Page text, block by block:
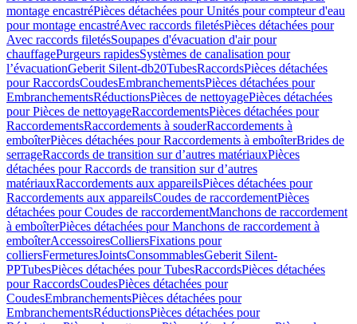
montage encastréPièces détachées pour Unités pour compteur d'eau
pour montage encastréAvec raccords filetésPièces détachées pour
Avec raccords filetésSoupapes d'évacuation d'air pour
chauffagePurgeurs rapidesSystèmes de canalisation pour
l’évacuationGeberit Silent-db20TubesRaccordsPièces détachées
pour RaccordsCoudesEmbranchementsPièces détachées pour
EmbranchementsRéductionsPièces de nettoyagePièces détachées
pour Pièces de nettoyageRaccordementsPièces détachées pour
RaccordementsRaccordements à souderRaccordements à
emboîterPièces détachées pour Raccordements à emboîterBrides de
serrageRaccords de transition sur d’autres matériauxPièces
détachées pour Raccords de transition sur d’autres
matériauxRaccordements aux appareilsPièces détachées pour
Raccordements aux appareilsCoudes de raccordementPièces
détachées pour Coudes de raccordementManchons de raccordement
à emboîterPièces détachées pour Manchons de raccordement à
emboîterAccessoiresColliersFixations pour
colliersFermeturesJointsConsommablesGeberit Silent-
PPTubesPièces détachées pour TubesRaccordsPièces détachées
pour RaccordsCoudesPièces détachées pour
CoudesEmbranchementsPièces détachées pour
EmbranchementsRéductionsPièces détachées pour